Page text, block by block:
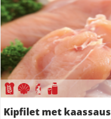
Kipfilet met kaassaus